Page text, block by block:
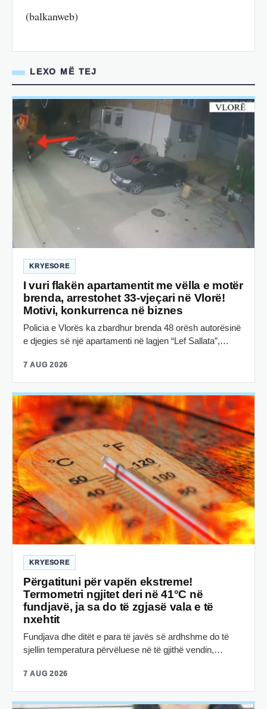
(balkanweb)
LEXO MË TEJ
KRYESORE
I vuri flakën apartamentit me vëlla e motër
brenda, arrestohet 33-vjeçari në Vlorë!
Motivi, konkurrenca në biznes
Policia e Vlorës ka zbardhur brenda 48 orësh autorësinë
e djegies së një apartamenti në lagjen “Lef Sallata”,…
7 AUG 2026
KRYESORE
Përgatituni për vapën ekstreme!
Termometri ngjitet deri në 41°C në
fundjavë, ja sa do të zgjasë vala e të
nxehtit
Fundjava dhe ditët e para të javës së ardhshme do të
sjellin temperatura përvëluese në të gjithë vendin,…
7 AUG 2026